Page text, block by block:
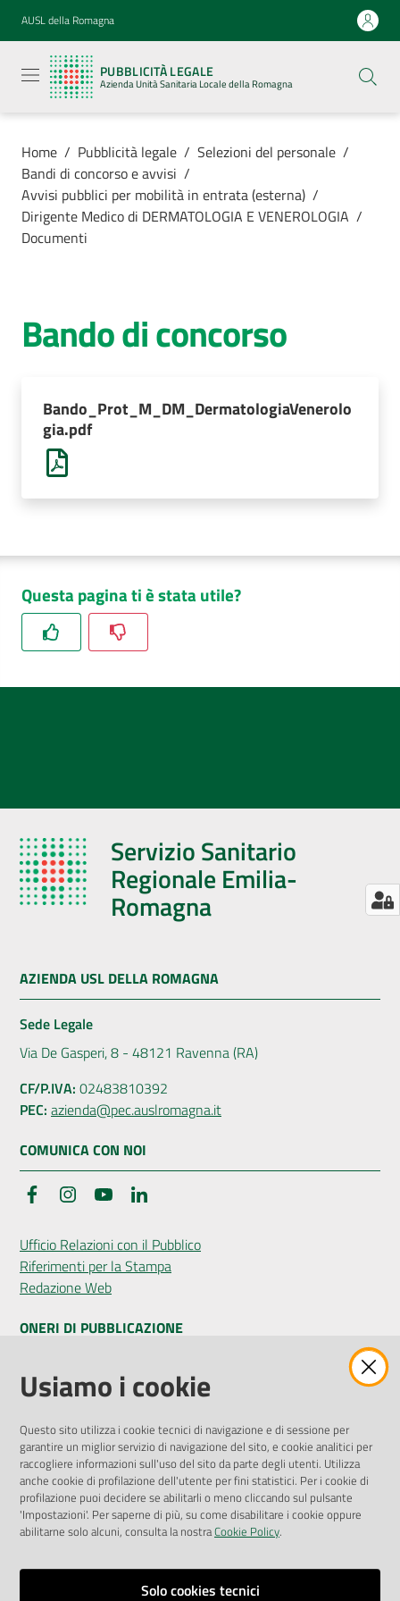
Vai al contenuto
Vai alla navigazione
Vai al footer
AUSL della Romagna
PUBBLICITÀ LEGALE
Azienda Unità Sanitaria Locale della Romagna
legale
Azienda
Unità
Locale della
Azienda
Luoghi di
AUSL
Comunica
Home / Pubblicità legale / Selezioni del personale /
Bandi di concorso e avvisi /
Avvisi pubblici per mobilità in entrata (esterna) /
Dirigente Medico di DERMATOLOGIA E VENEROLOGIA /
Documenti
Bando di concorso
Bando_Prot_M_DM_DermatologiaVenerolo
gia.pdf
Questa pagina ti è stata utile?
Servizio Sanitario
Regionale Emilia-
Romagna
AZIENDA USL DELLA ROMAGNA
Sede Legale
Via De Gasperi, 8 - 48121 Ravenna (RA)
CF/P.IVA: 02483810392
PEC: azienda@pec.auslromagna.it
COMUNICA CON NOI
FacebookInstagramYouTube
Ufficio Relazioni con il Pubblico
Riferimenti per la Stampa
Redazione Web
ONERI DI PUBBLICAZIONE
Amministrazione Trasparente
Pubblicità legale
Privacy Policy
Attuazione Misure PNRR
Liste di Attesa
ENTI, IMPRESE E PARTNER
Fatturazione Elettronica
Usiamo i cookie
Questo sito utilizza i cookie tecnici di navigazione e di sessione per
garantire un miglior servizio di navigazione del sito, e cookie analitici per
raccogliere informazioni sull'uso del sito da parte degli utenti. Utilizza
anche cookie di profilazione dell'utente per fini statistici. Per i cookie di
profilazione puoi decidere se abilitarli o meno cliccando sul pulsante
'Impostazioni'. Per saperne di più, su come disabilitare i cookie oppure
abilitarne solo alcuni, consulta la nostraCookie Policy.
Solo cookies tecnici